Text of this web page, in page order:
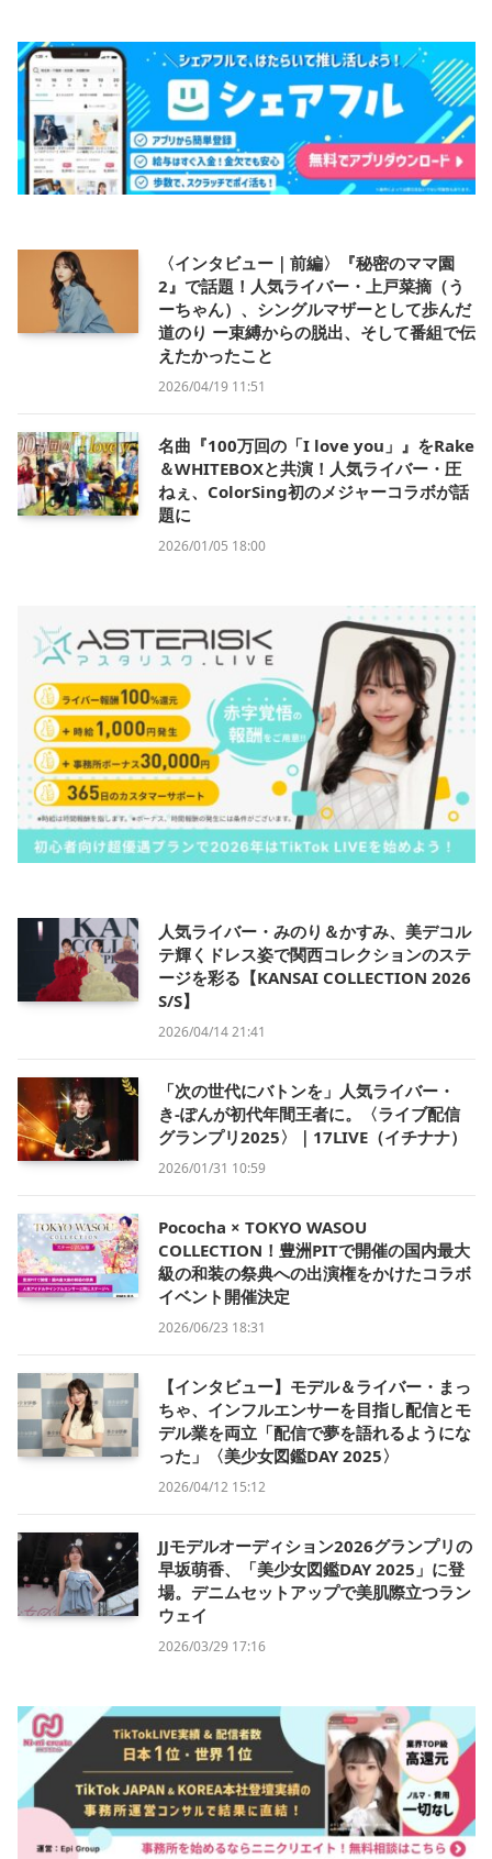
〈インタビュー｜前編〉『秘密のママ園
2』で話題！人気ライバー・上戸菜摘（う
ーちゃん）、シングルマザーとして歩んだ
道のり ー束縛からの脱出、そして番組で伝
えたかったこと
2026/04/19 11:51
名曲『100万回の「I love you」』をRake
＆WHITEBOXと共演！人気ライバー・圧
ねぇ、ColorSing初のメジャーコラボが話
題に
2026/01/05 18:00
人気ライバー・みのり＆かすみ、美デコル
テ輝くドレス姿で関西コレクションのステ
ージを彩る【KANSAI COLLECTION 2026
S/S】
2026/04/14 21:41
「次の世代にバトンを」人気ライバー・
き-ぽんが初代年間王者に。〈ライブ配信
グランプリ2025〉｜17LIVE（イチナナ）
2026/01/31 10:59
Pococha × TOKYO WASOU
COLLECTION！豊洲PITで開催の国内最大
級の和装の祭典への出演権をかけたコラボ
イベント開催決定
2026/06/23 18:31
【インタビュー】モデル＆ライバー・まっ
ちゃ、インフルエンサーを目指し配信とモ
デル業を両立「配信で夢を語れるようにな
った」〈美少女図鑑DAY 2025〉
2026/04/12 15:12
JJモデルオーディション2026グランプリの
早坂萌香、「美少女図鑑DAY 2025」に登
場。デニムセットアップで美肌際立つラン
ウェイ
2026/03/29 17:16